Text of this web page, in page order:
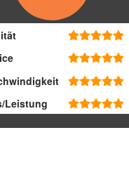
Leistung